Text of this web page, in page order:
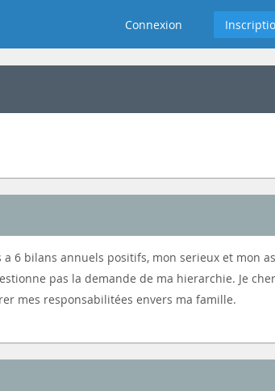
Connexion
6 bilans annuels positifs, mon serieux et mon
pas la demande de ma hierarchie. Je
mes responsabilitées envers ma famille.